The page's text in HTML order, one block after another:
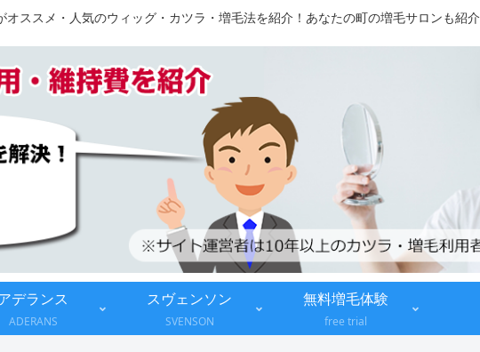
ススメ・人気のウィッグ・カツラ・増毛法を紹介！あなたの町の増毛サロンも紹介
デランス
ADERANS
スヴェンソン
SVENSON
無料増毛体験
free trial